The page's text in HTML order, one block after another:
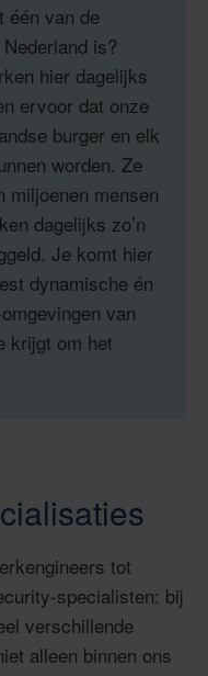
één van de
is?
hier dagelijks
ervoor dat onze
burger en elk
worden. Ze
miljoenen mensen
dagelijks zo’n
Je komt hier
dynamische én
van
krijgt om het
tot
specialisten: bij
verschillende
alleen binnen ons